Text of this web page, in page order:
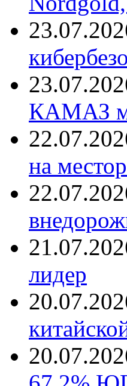
КАМАЗ
на
лидер